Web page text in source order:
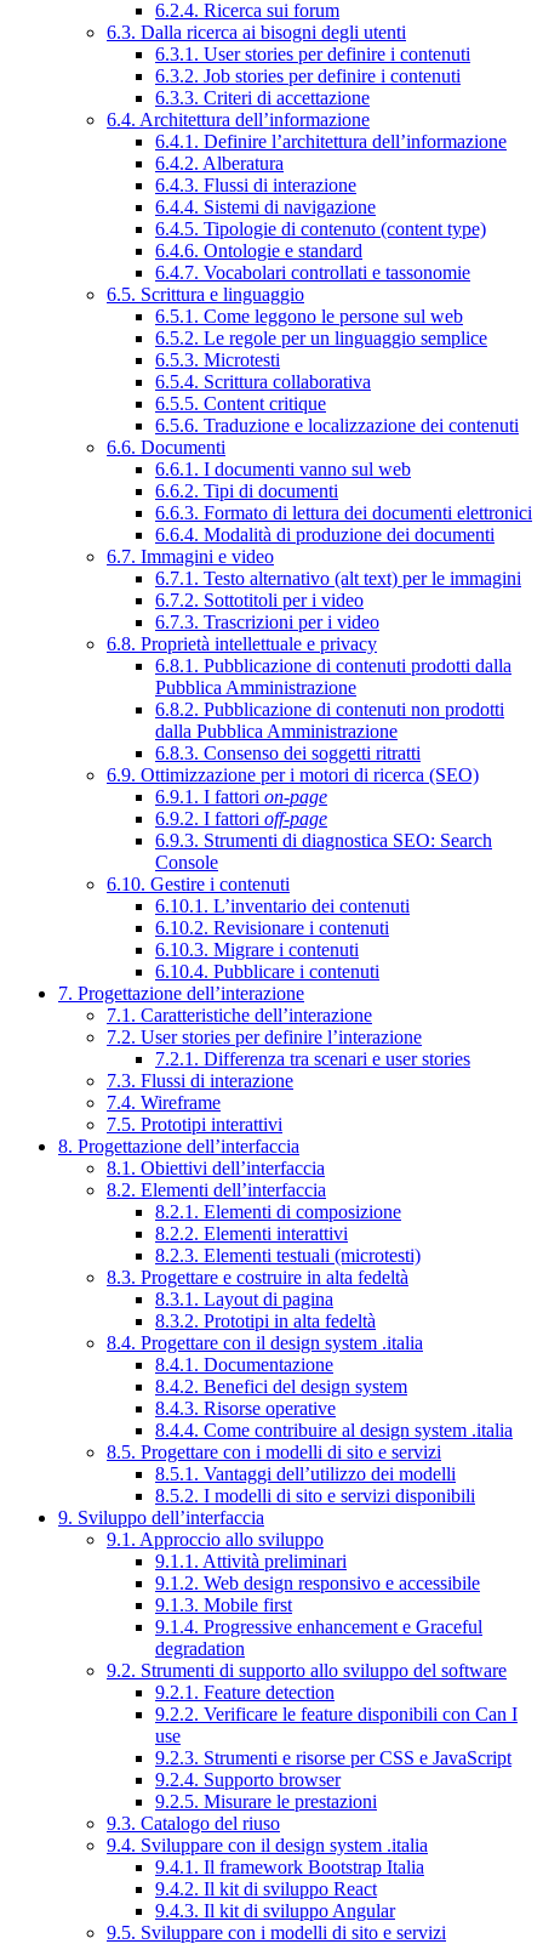
6.2.4. Ricerca sui forum
6.3. Dalla ricerca ai bisogni degli utenti
6.3.1. User stories per definire i contenuti
6.3.2. Job stories per definire i contenuti
6.3.3. Criteri di accettazione
6.4. Architettura dell’informazione
6.4.1. Definire l’architettura dell’informazione
6.4.2. Alberatura
6.4.3. Flussi di interazione
6.4.4. Sistemi di navigazione
6.4.5. Tipologie di contenuto (content type)
6.4.6. Ontologie e standard
6.4.7. Vocabolari controllati e tassonomie
6.5. Scrittura e linguaggio
6.5.1. Come leggono le persone sul web
6.5.2. Le regole per un linguaggio semplice
6.5.3. Microtesti
6.5.4. Scrittura collaborativa
6.5.5. Content critique
6.5.6. Traduzione e localizzazione dei contenuti
6.6. Documenti
6.6.1. I documenti vanno sul web
6.6.2. Tipi di documenti
6.6.3. Formato di lettura dei documenti elettronici
6.6.4. Modalità di produzione dei documenti
6.7. Immagini e video
6.7.1. Testo alternativo (alt text) per le immagini
6.7.2. Sottotitoli per i video
6.7.3. Trascrizioni per i video
6.8. Proprietà intellettuale e privacy
6.8.1. Pubblicazione di contenuti prodotti dalla
Pubblica Amministrazione
6.8.2. Pubblicazione di contenuti non prodotti
dalla Pubblica Amministrazione
6.8.3. Consenso dei soggetti ritratti
6.9. Ottimizzazione per i motori di ricerca (SEO)
6.9.1. I fattori on-page
6.9.2. I fattori off-page
6.9.3. Strumenti di diagnostica SEO: Search
Console
6.10. Gestire i contenuti
6.10.1. L’inventario dei contenuti
6.10.2. Revisionare i contenuti
6.10.3. Migrare i contenuti
6.10.4. Pubblicare i contenuti
7. Progettazione dell’interazione
7.1. Caratteristiche dell’interazione
7.2. User stories per definire l’interazione
7.2.1. Differenza tra scenari e user stories
7.3. Flussi di interazione
7.4. Wireframe
7.5. Prototipi interattivi
8. Progettazione dell’interfaccia
8.1. Obiettivi dell’interfaccia
8.2. Elementi dell’interfaccia
8.2.1. Elementi di composizione
8.2.2. Elementi interattivi
8.2.3. Elementi testuali (microtesti)
8.3. Progettare e costruire in alta fedeltà
8.3.1. Layout di pagina
8.3.2. Prototipi in alta fedeltà
8.4. Progettare con il design system .italia
8.4.1. Documentazione
8.4.2. Benefici del design system
8.4.3. Risorse operative
8.4.4. Come contribuire al design system .italia
8.5. Progettare con i modelli di sito e servizi
8.5.1. Vantaggi dell’utilizzo dei modelli
8.5.2. I modelli di sito e servizi disponibili
9. Sviluppo dell’interfaccia
9.1. Approccio allo sviluppo
9.1.1. Attività preliminari
9.1.2. Web design responsivo e accessibile
9.1.3. Mobile first
9.1.4. Progressive enhancement e Graceful
degradation
9.2. Strumenti di supporto allo sviluppo del software
9.2.1. Feature detection
9.2.2. Verificare le feature disponibili con Can I
use
9.2.3. Strumenti e risorse per CSS e JavaScript
9.2.4. Supporto browser
9.2.5. Misurare le prestazioni
9.3. Catalogo del riuso
9.4. Sviluppare con il design system .italia
9.4.1. Il framework Bootstrap Italia
9.4.2. Il kit di sviluppo React
9.4.3. Il kit di sviluppo Angular
9.5. Sviluppare con i modelli di sito e servizi